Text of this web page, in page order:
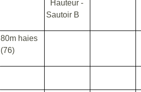
Hauteur -
Sautoir B
80m haies
(76)